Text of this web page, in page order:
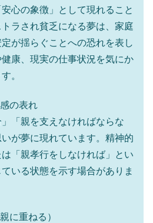
心の象徴」として現れること
ラされ貧乏になる夢は、家庭
が揺らぐことへの恐れを表し
康、現実の仕事状況を気にか
。
の表れ
」「親を支えなければならな
が夢に現れています。精神的
「親孝行をしなければ」とい
いる状態を示す場合がありま
に重ねる）